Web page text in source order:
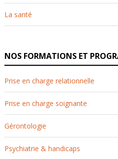
La santé
NOS FORMATIONS ET
Prise en charge relationnelle
Prise en charge soignante
Gérontologie
Psychiatrie & handicaps